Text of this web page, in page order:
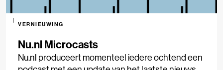
Nu.nl Microcasts
VERNIEUWING
Nu.nl produceert momenteel iedere ochtend een